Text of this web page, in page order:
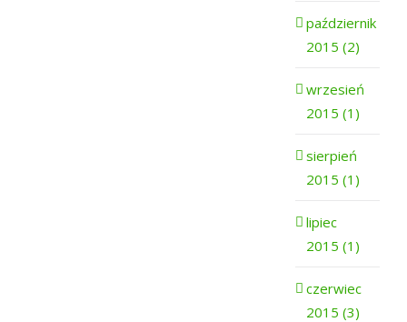
październik
2015 (2)
wrzesień
2015 (1)
sierpień
2015 (1)
lipiec
2015 (1)
czerwiec
2015 (3)